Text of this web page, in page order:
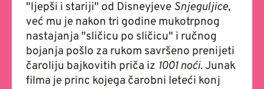
"ljepši i stariji" od Disneyjeve Snjeguljice,
već mu je nakon tri godine mukotrpnog
nastajanja "sličicu po sličicu" i ručnog
bojanja pošlo za rukom savršeno prenijeti
čaroliju bajkovitih priča iz 1001 noći. Junak
filma je princ kojega čarobni leteći konj